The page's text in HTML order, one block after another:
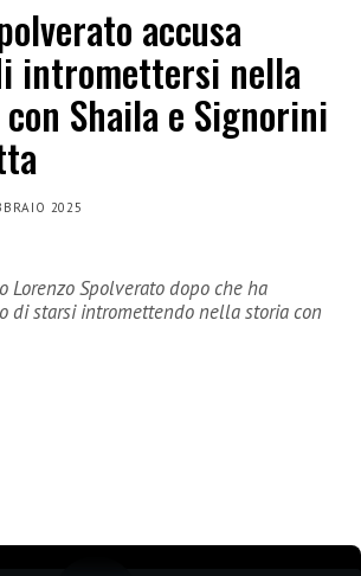
accusa
intromettersi nella
Shaila e Signorini
2025
Lorenzo Spolverato dopo che ha
di starsi intromettendo nella storia con